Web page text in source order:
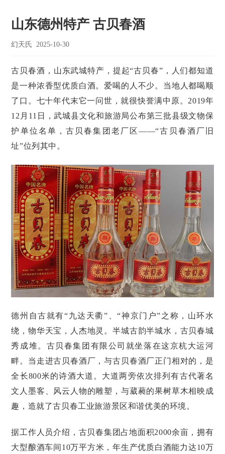
山东德州特产 古贝春酒
幻天氏 2025-10-30
古贝春酒，山东武城特产，提起“古贝春”，人们都知道
是一种浓香型优质白酒。爱喝的人不少。当地人都喝顺
了口。七十年代末它一问世，就很快誉满中原。2019年
12月11日，武城县文化和旅游局公布第三批县级文物保
护单位名单，古贝春集团老厂区——“古贝春酒厂旧
址”位列其中。
德州自古就有“九达天衢”、“神京门户”之称，山环水
绕，物华天宝，人杰地灵。半城古韵半城水，古贝春城
秀成堆。古贝春集团有限公司就坐落在这京杭大运河
畔。当走进古贝春酒厂，与古贝春酒厂正门相对的，是
全长800米的诗酒大道。大道两旁依次排列有古代著名
文人墨客、风云人物的雕塑，与葳蕤的果树草木相映成
趣，造就了古贝春工业旅游景区和谐优美的环境。
据工作人员介绍，古贝春集团占地面积2000余亩，拥有
大型酿酒车间10万平方米，年生产优质白酒能力达10万